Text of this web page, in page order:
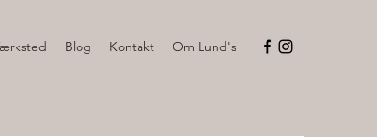
Blog Kontakt Om Lund's